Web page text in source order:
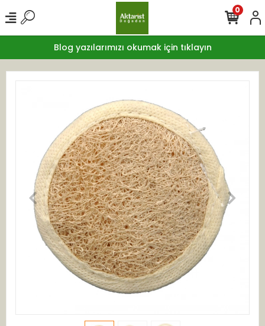
Blog yazılarımızı okumak için tıklayın
0